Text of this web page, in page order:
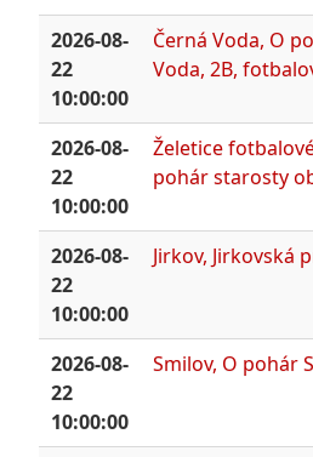
2026-08-
22
10:00:00
Černá Voda, O
Voda, 2B,
2026-08-
22
10:00:00
Želetice
pohár starosty
2026-08-
22
10:00:00
Jirkov, Jirkovská
2026-08-
22
10:00:00
Smilov, O pohár